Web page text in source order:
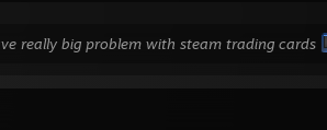
really big problem with steam trading cards